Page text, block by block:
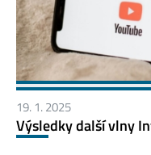
19. 1. 2025
Výsledky další vlny